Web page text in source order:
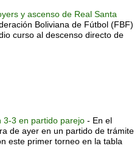
y ascenso de Real Santa
Boliviana de Fútbol (FBF)
curso al descenso directo de
3-3 en partido parejo - En el
de ayer en un partido de trámite
este primer torneo en la tabla